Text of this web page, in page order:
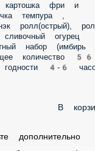
картошка фри и
темпура ,
ролл(острый),
огурец
набор (имбирь
количество 56
4-6
В
дополнительно